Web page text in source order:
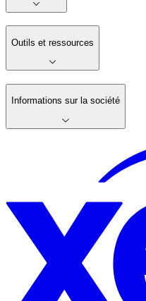
Outils et ressources
Informations sur la société